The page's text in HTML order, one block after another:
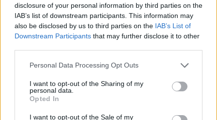
disclosure of your personal information by third parties on the
IAB’s list of downstream participants. This information may
also be disclosed by us to third parties on the IAB’s List of
Downstream Participants that may further disclose it to other
Personal Data Processing Opt Outs
I want to opt-out of the Sharing of my
personal data.
Opted In
I want to opt-out of the Sale of my
Πατήστεεδώ για περισσότερες πόλεις
Σελήνη: 25 ημερών
Φάση: Παλαιός Μηνίσκος
Παρασκευή, 28 Αυγούστου 2026